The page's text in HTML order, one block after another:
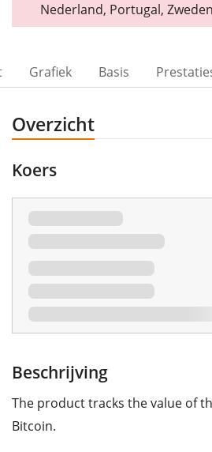
Nederland, Portugal,
Grafiek Basis
Overzicht
Koers
Beschrijving
The product tracks the value of
Bitcoin.